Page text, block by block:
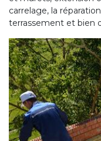
carrelage, la
terrassement et bien